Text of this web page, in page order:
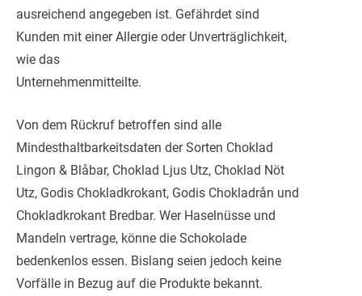
ausreichend angegeben ist. Gefährdet sind
Kunden mit einer Allergie oder Unverträglichkeit,
wie das
Unternehmenmitteilte.
Von dem Rückruf betroffen sind alle
Mindesthaltbarkeitsdaten der Sorten Choklad
Lingon & Blåbar, Choklad Ljus Utz, Choklad Nöt
Utz, Godis Chokladkrokant, Godis Chokladrån und
Chokladkrokant Bredbar. Wer Haselnüsse und
Mandeln vertrage, könne die Schokolade
bedenkenlos essen. Bislang seien jedoch keine
Vorfälle in Bezug auf die Produkte bekannt.